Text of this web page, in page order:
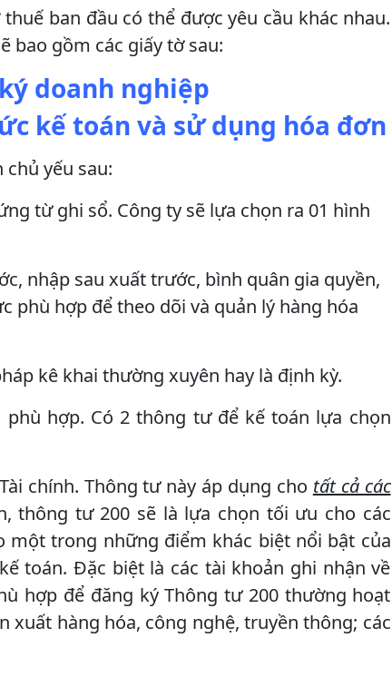
ban đầu có thể được yêu cầu khác nhau.
bao gồm các giấy tờ sau:
doanh nghiệp
kế toán và sử dụng hóa đơn
yếu sau:
từ ghi sổ. Công ty sẽ lựa chọn ra 01 hình
nhập sau xuất trước, bình quân gia quyền,
phù hợp để theo dõi và quản lý hàng hóa
kê khai thường xuyên hay là định kỳ.
hợp. Có 2 thông tư để kế toán lựa chọn
chính. Thông tư này áp dụng cho tất cả các
thông tư 200 sẽ là lựa chọn tối ưu cho các
một trong những điểm khác biệt nổi bật của
toán. Đặc biệt là các tài khoản ghi nhận về
hợp để đăng ký Thông tư 200 thường hoạt
xuất hàng hóa, công nghệ, truyền thông; các